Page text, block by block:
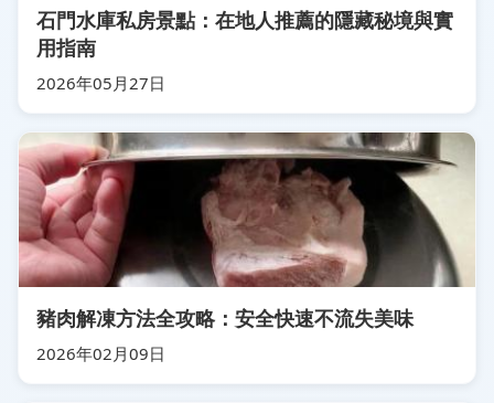
石門水庫私房景點：在地人推薦的隱藏秘境與實
用指南
2026年05月27日
豬肉解凍方法全攻略：安全快速不流失美味
2026年02月09日